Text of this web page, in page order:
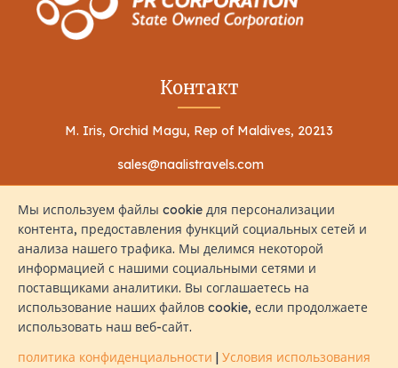
Контакт
M. Iris, Orchid Magu, Rep of Maldives, 20213
sales@naalistravels.com
Условия использования политика конфиденциальности
Мы используем файлы cookie для персонализации
контента, предоставления функций социальных сетей и
анализа нашего трафика. Мы делимся некоторой
информацией с нашими социальными сетями и
поставщиками аналитики. Вы соглашаетесь на
использование наших файлов cookie, если продолжаете
использовать наш веб-сайт.
политика конфиденциальности | Условия использования